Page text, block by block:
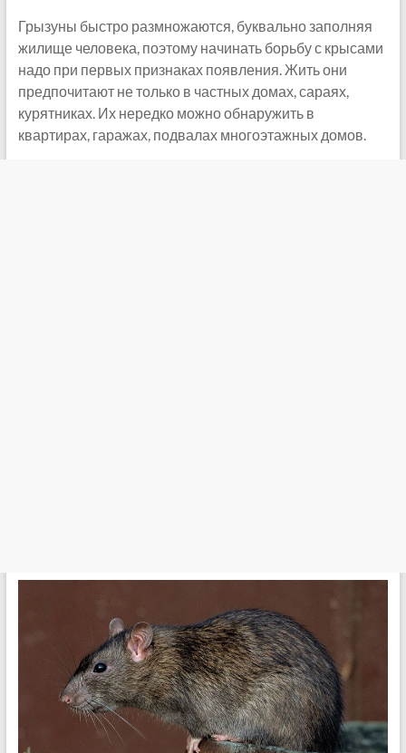
Грызуны быстро размножаются, буквально заполняя
жилище человека, поэтому начинать борьбу с крысами
надо при первых признаках появления. Жить они
предпочитают не только в частных домах, сараях,
курятниках. Их нередко можно обнаружить в
квартирах, гаражах, подвалах многоэтажных домов.